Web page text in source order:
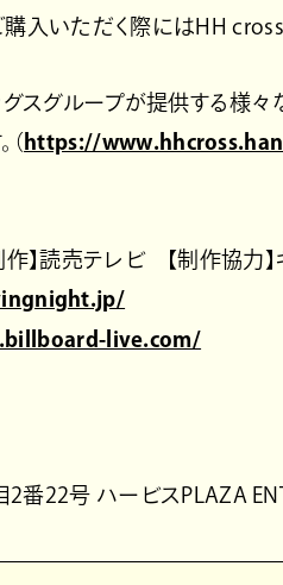
購入いただく際にはHH
スグループが提供する様々
https://
】読売テレビ 【制作協力
live.com/
番22号 ハービスPLAZA